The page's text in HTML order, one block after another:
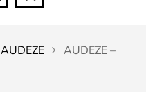
AUDEZE
AUDEZE –